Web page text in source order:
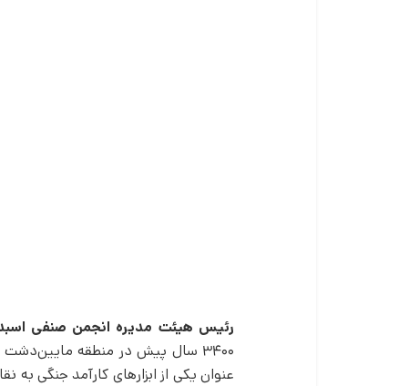
رئیس هیئت ‌مدیره انجمن صنفی
۳۴۰۰ سال پیش در منطقه
عنوان یکی از ابزارهای کارآمد جنگی به